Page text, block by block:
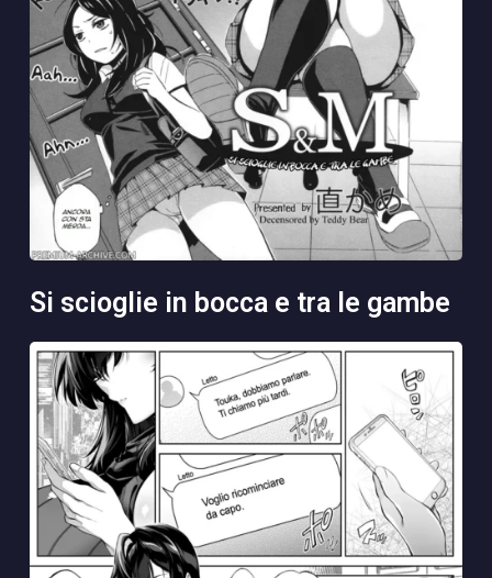
si scioglie in bocca e tra le gambe